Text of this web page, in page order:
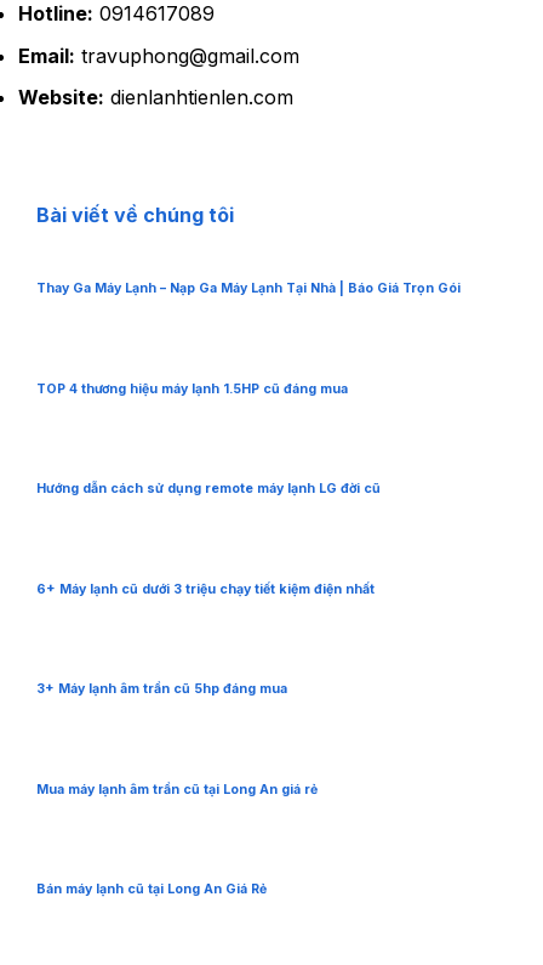
Hotline: 0914617089
Email: travuphong@gmail.com
Website: dienlanhtienlen.com
Bài viết về chúng tôi
Thay Ga Máy Lạnh – Nạp Ga Máy Lạnh Tại Nhà | Báo Giá Trọn Gói
TOP 4 thương hiệu máy lạnh 1.5HP cũ đáng mua
Hướng dẫn cách sử dụng remote máy lạnh LG đời cũ
6+ Máy lạnh cũ dưới 3 triệu chạy tiết kiệm điện nhất
3+ Máy lạnh âm trần cũ 5hp đáng mua
Mua máy lạnh âm trần cũ tại Long An giá rẻ
Bán máy lạnh cũ tại Long An Giá Rẻ